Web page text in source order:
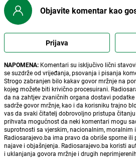
Objavite komentar kao
Prijava
NAPOMENA: Komentari su isključivo lični
se suzdrže od vrijeđanja, psovanja i pisanja
Strogo zabranjen bilo kakav govor mržnje na
kojeg možete biti krivično procesuirani.
da na zahtjev zvaničnih organa dostavi
sadrže govor mržnje, kao i da korisniku trajno
vas da svaki čitatelj dobrovoljno pristupa
prihvata mogućnost da neki komentari mogu
suprotnosti sa vjerskim, nacionalnim, moralnim
Radiosarajevo.ba ima pravo da obriše sporne ili
najave i objašnjenja. Radiosarajevo.ba koristi
i uklanjanja govora mržnje i drugih